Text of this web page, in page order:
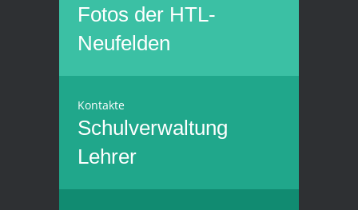
Fotos der HTL-
Neufelden
Kontakte
Schulverwaltung
Lehrer